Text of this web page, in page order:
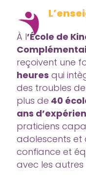
À l’École de
reçoivent une
heures qui
des troubles
plus de 40
ans
praticiens
adolescents et
confiance et
avec les autres